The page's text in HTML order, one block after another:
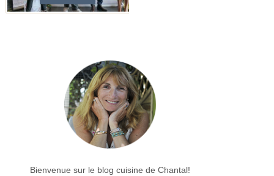
Bienvenue sur le blog cuisine de Chantal!